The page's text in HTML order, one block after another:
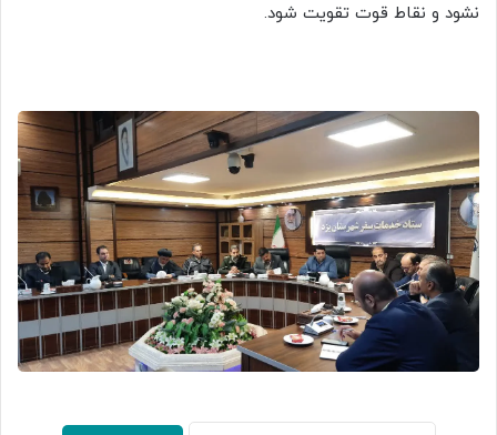
نشود و نقاط قوت تقویت شود.